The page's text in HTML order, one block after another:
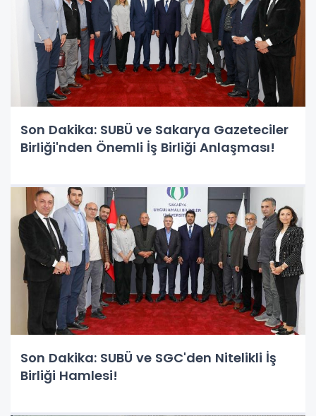
Son Dakika: SUBÜ ve Sakarya Gazeteciler
Birliği'nden Önemli İş Birliği Anlaşması!
Son Dakika: SUBÜ ve SGC'den Nitelikli İş
Birliği Hamlesi!